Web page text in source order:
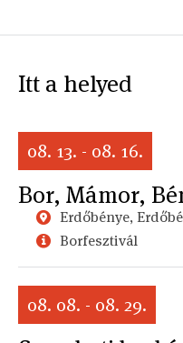
Itt a helyed
08. 13. - 08. 16.
Bor, Mámor,
Erdőbénye,
Borfesztivál
08. 08. - 08. 29.